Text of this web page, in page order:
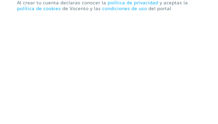
Cita previa ITV Madrid A42
Al crear tu cuenta declaras conocer la política de privacidad y aceptas la
política de cookies de Vocento y las condiciones de uso del portal